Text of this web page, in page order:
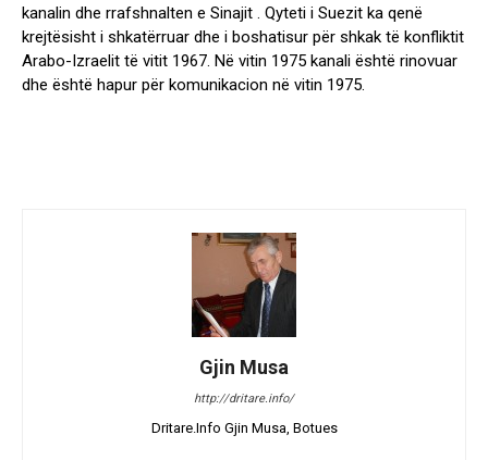
kanalin dhe rrafshnalten e Sinajit . Qyteti i Suezit ka qenë
krejtësisht i shkatërruar dhe i boshatisur për shkak të konfliktit
Arabo-Izraelit të vitit 1967. Në vitin 1975 kanali është rinovuar
dhe është hapur për komunikacion në vitin 1975.
Gjin Musa
http://dritare.info/
Dritare.Info Gjin Musa, Botues